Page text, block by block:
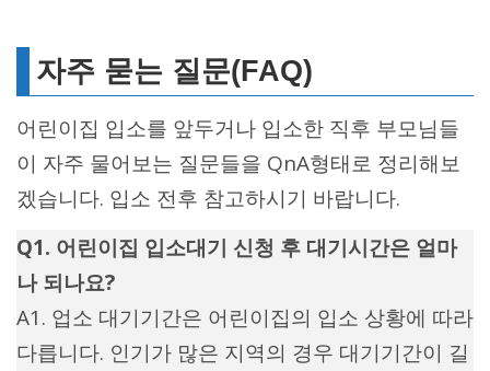
자주 묻는 질문(FAQ)
어린이집 입소를 앞두거나 입소한 직후 부모님들
이 자주 물어보는 질문들을 QnA형태로 정리해보
겠습니다. 입소 전후 참고하시기 바랍니다.
Q1. 어린이집 입소대기 신청 후 대기시간은 얼마
나 되나요?
A1. 업소 대기기간은 어린이집의 입소 상황에 따라
다릅니다. 인기가 많은 지역의 경우 대기기간이 길